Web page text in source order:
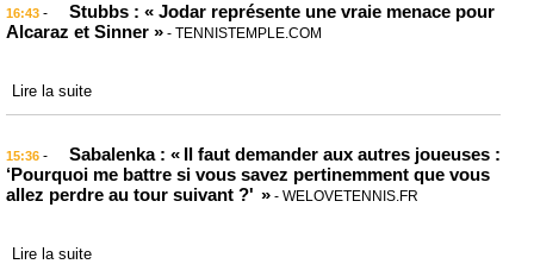
16:43 -
Stubbs : « Jodar représente une vraie menace pour
Alcaraz et Sinner » - TENNISTEMPLE.COM
Lire la suite
15:36 -
Sabalenka : « Il faut demander aux autres joueuses :
‘Pourquoi me battre si vous savez pertinemment que vous
allez perdre au tour suivant ?' » - WELOVETENNIS.FR
Lire la suite